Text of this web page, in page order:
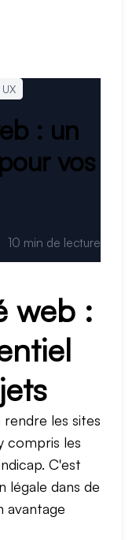
UX
: un
vos
10 min de lecture
web :
rendre les sites
compris les
C'est
légale dans de
avantage